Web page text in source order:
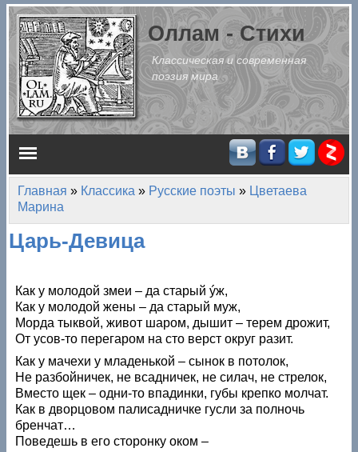
Перейти к основному содержанию
Оллам - Стихи
Классическая и современная
поэзия мира
Главное меню
Вы здесь
Главная » Классика » Русские поэты » Цветаева
Марина
Царь-Девица
Как у молодой змеи – да старый ýж,
Как у молодой жены – да старый муж,
Морда тыквой, живот шаром, дышит – терем дрожит,
От усов-то перегаром на сто верст округ разит.
Как у мачехи у младенькой – сынок в потолок,
Не разбойничек, не всадничек, не силач, не стрелок,
Вместо щек – одни-то впадинки, губы крепко молчат.
Как в дворцовом палисадничке гусли за полночь
бренчат…
Поведешь в его сторонку оком –